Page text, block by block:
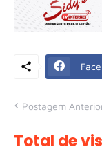
Postagem
Total de